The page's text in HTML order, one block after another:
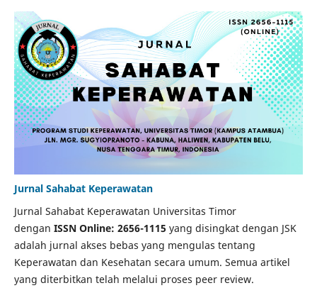
Jurnal Sahabat Keperawatan
Jurnal Sahabat Keperawatan Universitas Timor
dengan ISSN Online: 2656-1115 yang disingkat dengan JSK
adalah jurnal akses bebas yang mengulas tentang
Keperawatan dan Kesehatan secara umum. Semua artikel
yang diterbitkan telah melalui proses peer review.